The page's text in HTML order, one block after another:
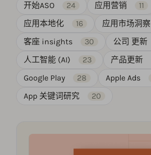
开始ASO
24 应用营销
11
应用本地化
16 应用市场洞察
客座 insights
30 公司 更新
人工智能 (AI)
23 产品更新
Google Play
28 Apple Ads
App 关键词研究
20